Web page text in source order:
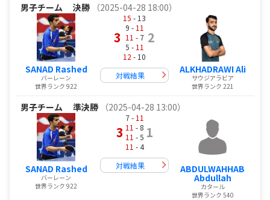
男子チーム 決勝 （2025-04-28 18:00）
SANAD Rashed
バーレーン
世界ランク 922
3
15 - 13
9 - 11
11 - 7
5 - 11
12 - 10
2
対戦結果
ALKHADRAWI Ali
サウジアラビア
世界ランク 221
男子チーム 準決勝 （2025-04-28 13:00）
SANAD Rashed
バーレーン
世界ランク 922
3
7 - 11
11 - 8
11 - 5
11 - 4
1
対戦結果 ABDULWAHHAB
Abdullah
カタール
世界ランク 540